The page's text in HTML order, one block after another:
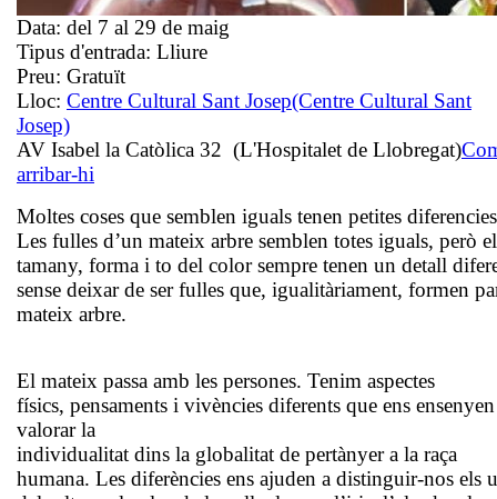
Data: del 7 al 29 de maig
Tipus d'entrada: Lliure
Preu: Gratuït
Lloc: Centre Cultural Sant Josep(Centre Cultural Sant
Josep)
AV Isabel la Catòlica 32 (L'Hospitalet de Llobregat)
arribar-hi
Moltes coses que semblen iguals tenen petites
Les fulles d’un mateix arbre semblen totes iguals, però
tamany, forma i to del color sempre tenen un detall
sense deixar de ser fulles que, igualitàriament, formen
mateix arbre.
El mateix passa amb les persones. Tenim aspectes
físics, pensaments i vivències diferents que ens
valorar la
individualitat dins la globalitat de pertànyer a la raça
humana. Les diferències ens ajuden a distinguir-nos els